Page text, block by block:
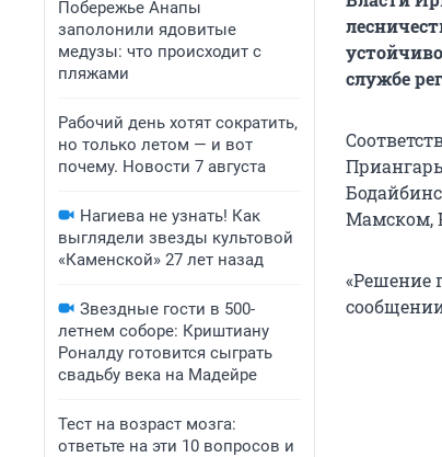
Побережье Анапы
заполонили ядовитые
медузы: что происходит с
пляжами
Рабочий день хотят сократить,
но только летом — и вот
почему. Новости 7 августа
Нагиева не узнать! Как
выглядели звезды культовой
«Каменской» 27 лет назад
Звездные гости в 500-
летнем соборе: Криштиану
Роналду готовится сыграть
свадьбу века на Мадейре
Тест на возраст мозга:
ответьте на эти 10 вопросов и
службе
Мамском,
«Решение